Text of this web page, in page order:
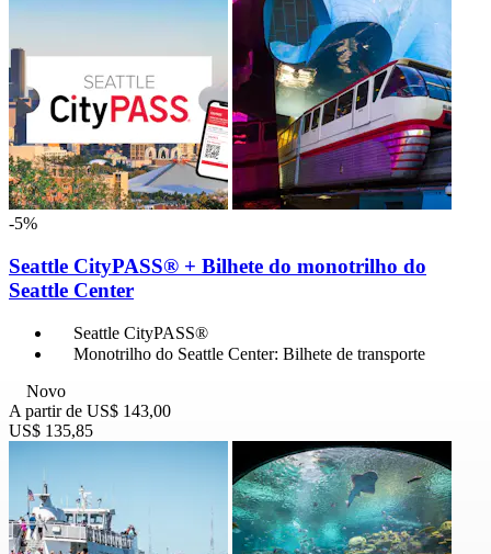
-5%
Seattle CityPASS® + Bilhete do monotrilho do
Seattle Center
Seattle CityPASS®
Monotrilho do Seattle Center: Bilhete de transporte
Novo
A partir de US$ 143,00
US$ 135,85